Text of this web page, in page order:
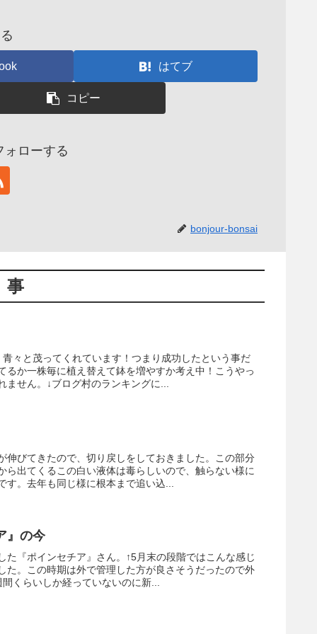
はてブ
コピー
ォローする
bonjour-bonsai
々と茂ってくれています！つまり成功したという事だ
るか一株毎に植え替えて鉢を増やすか考え中！こうやっ
ません。↓ブログ村のランキングに...
伸びてきたので、切り戻しをしておきました。この部分
ら出てくるこの白い液体は毒らしいので、触らない様に
。去年も同じ様に根本まで追い込...
』の今
た『ポインセチア』さん。↑5月末の段階ではこんな感じ
た。この時期は外で管理した方が良さそうだったので外
くらいしか経っていないのに新...